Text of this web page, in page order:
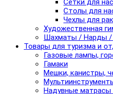
Сетки для
Столы для
Чехлы для
Художественная
Шахматы / Нарды
Товары для туризма и
Газовые лампы,
Гамаки
Мешки, канистры,
Надувные матрасы